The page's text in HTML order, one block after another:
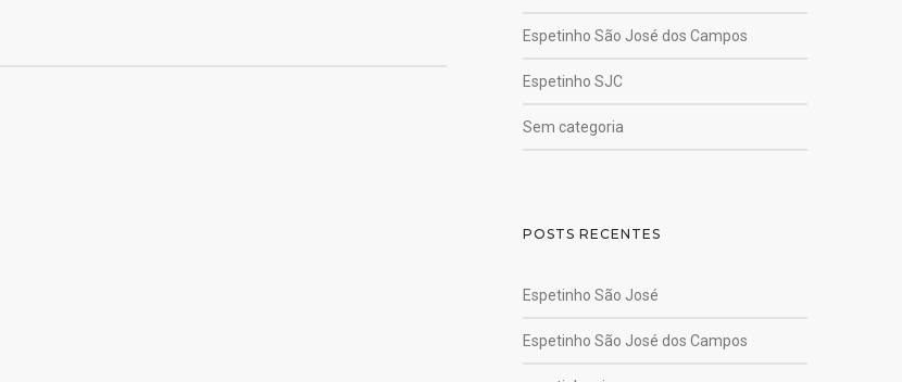
Espetinho São José dos Campos
Espetinho SJC
Sem categoria
POSTS RECENTES
Espetinho São José
Espetinho São José dos Campos